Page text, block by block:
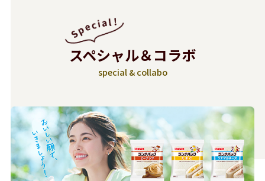
スペシャル＆コラボ
special & collabo